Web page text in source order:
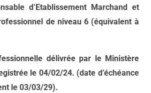
d’Etablissement Marchand et
de niveau 6 (équivalent à
délivrée par le Ministère
le 04/02/24. (date d’échéance
le 03/03/29).